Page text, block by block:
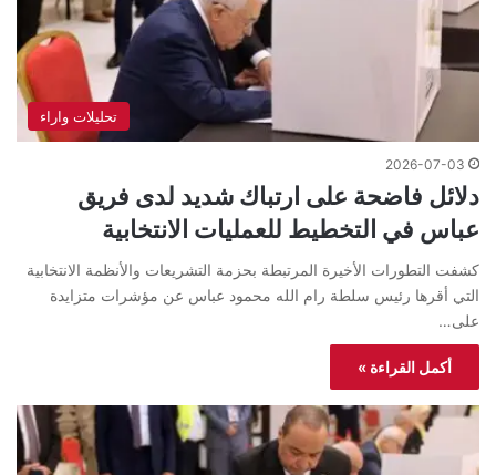
تحليلات واراء
2026-07-03
دلائل فاضحة على ارتباك شديد لدى فريق
عباس في التخطيط للعمليات الانتخابية
كشفت التطورات الأخيرة المرتبطة بحزمة التشريعات والأنظمة الانتخابية
التي أقرها رئيس سلطة رام الله محمود عباس عن مؤشرات متزايدة
على…
أكمل القراءة »